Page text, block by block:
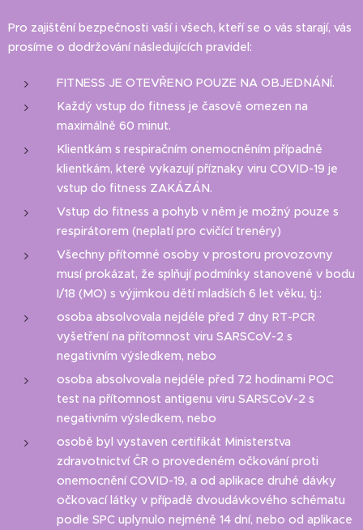
Pro zajištění bezpečnosti vaší i všech, kteří se o vás starají, vás
prosíme o dodržování následujících pravidel:
FITNESS JE OTEVŘENO POUZE NA OBJEDNÁNÍ.
Každý vstup do fitness je časově omezen na
maximálně 60 minut.
Klientkám s respiračním onemocněním případně
klientkám, které vykazují příznaky viru COVID-19 je
vstup do fitness ZAKÁZÁN.
Vstup do fitness a pohyb v něm je možný pouze s
respirátorem (neplatí pro cvičící trenéry)
Všechny přítomné osoby v prostoru provozovny
musí prokázat, že splňují podmínky stanovené v bodu
I/18 (MO) s výjimkou dětí mladších 6 let věku, tj.:
osoba absolvovala nejdéle před 7 dny RT-PCR
vyšetření na přítomnost viru SARSCoV-2 s
negativním výsledkem, nebo
osoba absolvovala nejdéle před 72 hodinami POC
test na přítomnost antigenu viru SARSCoV-2 s
negativním výsledkem, nebo
osobě byl vystaven certifikát Ministerstva
zdravotnictví ČR o provedeném očkování proti
onemocnění COVID-19, a od aplikace druhé dávky
očkovací látky v případě dvoudávkového schématu
podle SPC uplynulo nejméně 14 dní, nebo od aplikace